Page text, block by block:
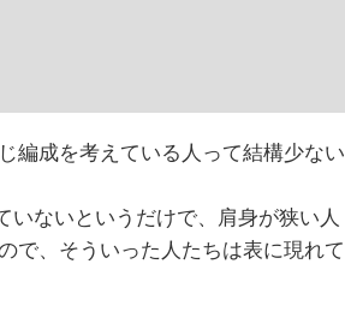
編成を考えている人って結構少ない
ないというだけで、肩身が狭い人
で、そういった人たちは表に現れて